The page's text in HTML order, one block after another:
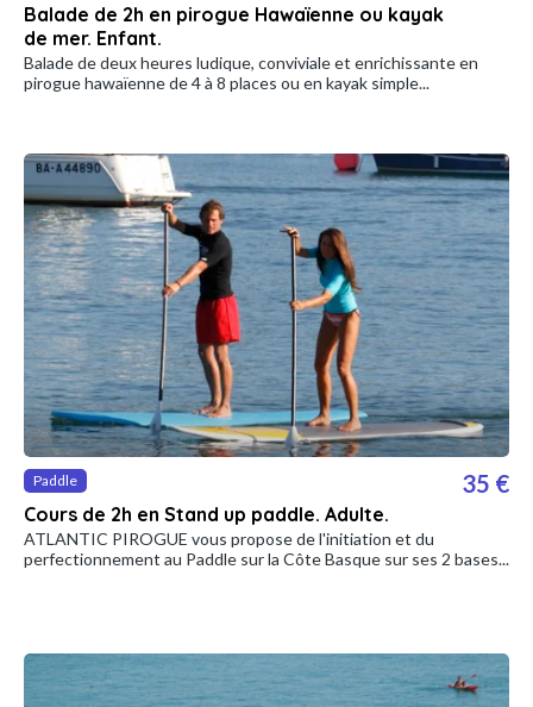
Balade de 2h en pirogue Hawaïenne ou kayak
de mer. Enfant.
Balade de deux heures ludique, conviviale et enrichissante en
pirogue hawaïenne de 4 à 8 places ou en kayak simple...
Paddle
Cours de 2h en Stand up paddle. Adulte.
35 €
ATLANTIC PIROGUE vous propose de l'initiation et du
perfectionnement au Paddle sur la Côte Basque sur ses 2 bases...